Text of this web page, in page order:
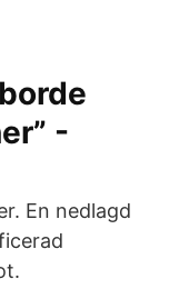
-
En nedlagd